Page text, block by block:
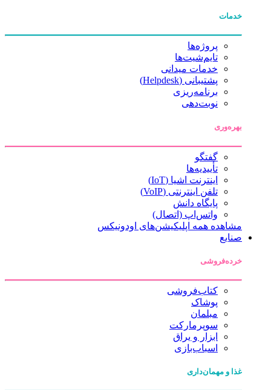
خدمات
پروژه‌ها
تایم‌شیت‌ها
خدمات میدانی
پشتیبانی (Helpdesk)
برنامه‌ریزی
نوبت‌دهی
بهره‌وری
گفتگو
تأییدیه‌ها
اینترنت اشیا (IoT)
تلفن اینترنتی (VoIP)
پایگاه دانش
واتس‌اپ (اتصال)
مشاهده همه اپلیکیشن‌های اودونیکس
صنایع
خرده‌فروشی
کتاب‌فروشی
پوشاک
مبلمان
سوپرمارکت
ابزار و یراق
اسباب‌بازی
غذا و مهمان‌داری